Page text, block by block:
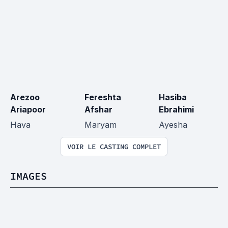
Arezoo
Ariapoor
Hava
Fereshta
Afshar
Maryam
Hasiba
Ebrahimi
Ayesha
VOIR LE CASTING COMPLET
IMAGES